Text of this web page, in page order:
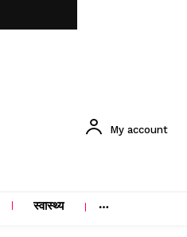
My account
स्वास्थ्य